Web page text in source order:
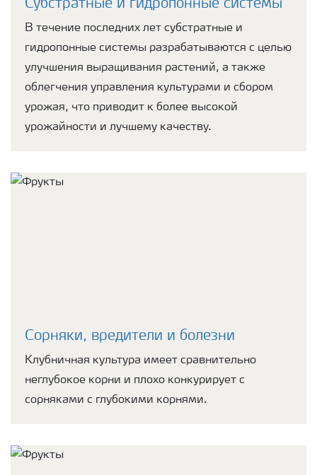
Субстратные и гидропонные системы
В течение последних лет субстратные и
гидропонные системы разрабатываются с целью
улучшения выращивания растений, а также
облегчения управления культурами и сбором
урожая, что приводит к более высокой
урожайности и лучшему качеству.
Сорняки, вредители и болезни
Клубничная культура имеет сравнительно
неглубокое корни и плохо конкурирует с
сорняками с глубокими корнями.